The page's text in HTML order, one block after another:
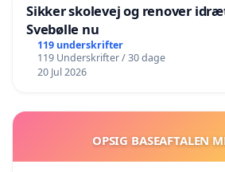
Sikker skolevej og renover
Svebølle nu
119 underskrifter
119 Underskrifter / 30 dage
20 Jul 2026
OPSIG BASEAFTALEN